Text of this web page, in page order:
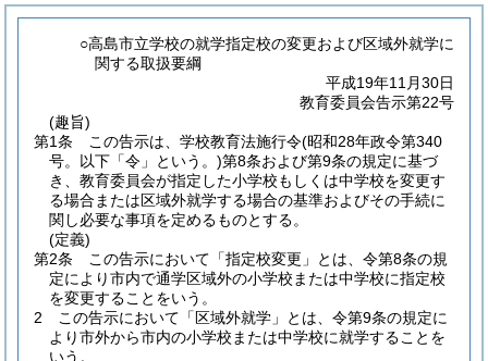
○高島市立学校の就学指定校の変更および区域外就学に
関する取扱要綱
平成19年11月30日
教育委員会告示第22号
(趣旨)
第1条
この告示は、学校教育法施行令(昭和28年政令第340
号。以下「令」という。)第8条および第9条の規定に基づ
き、教育委員会が指定した小学校もしくは中学校を変更す
る場合または区域外就学する場合の基準およびその手続に
関し必要な事項を定めるものとする。
(定義)
第2条
この告示において「指定校変更」とは、令第8条の規
定により市内で通学区域外の小学校または中学校に指定校
を変更することをいう。
2
この告示において「区域外就学」とは、令第9条の規定に
より市外から市内の小学校または中学校に就学することを
いう。